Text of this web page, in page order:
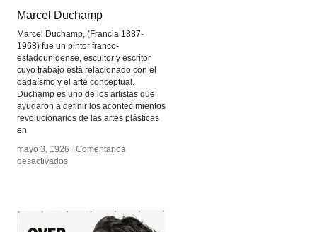
Marcel Duchamp
Marcel Duchamp, (Francia 1887-
1968) fue un pintor franco-
estadounidense, escultor y escritor
cuyo trabajo está relacionado con el
dadaísmo y el arte conceptual.
Duchamp es uno de los artistas que
ayudaron a definir los acontecimientos
revolucionarios de las artes plásticas
en
mayo 3, 1926 / Comentarios
desactivadosen
Marcel Duchamp
mayo 3, 1926 / Comentarios
desactivadosen